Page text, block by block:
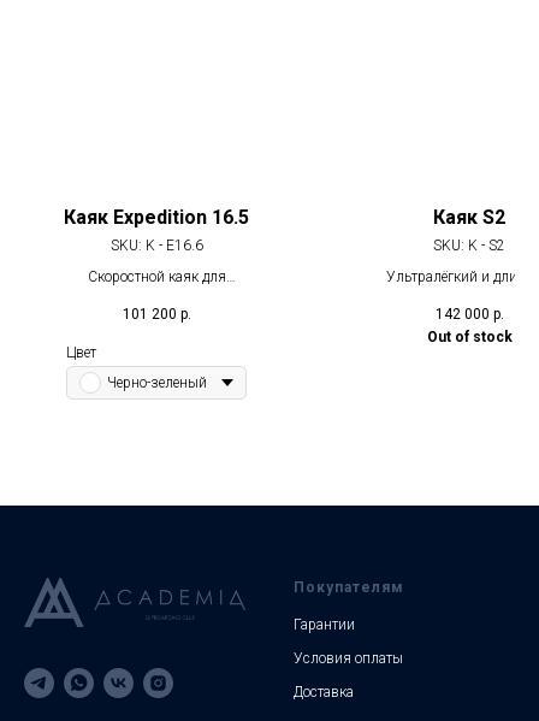
Каяк Expedition 16.5
SKU: K - E16.6
Скоростной каяк для
расстояния
101 200 р.
Цвет
Черно-зеленый
Каяк S2
SKU: K - S2
Ультралёгкий и
небольших походов
142 000 р.
Out of stock
Покупателям
Гарантии
Условия оплаты
Доставка